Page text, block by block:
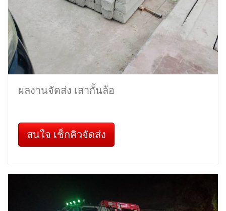
ผลงานจัดส่ง เสากั้นล้อ
สนใจ เช็กคิวจัดส่ง